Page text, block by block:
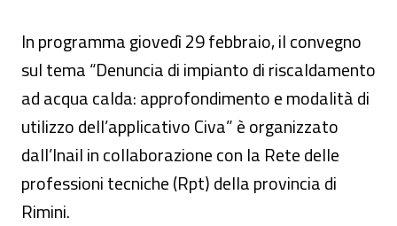
In programma giovedì 29 febbraio, il convegno
sul tema “Denuncia di impianto di riscaldamento
ad acqua calda: approfondimento e modalità di
utilizzo dell’applicativo Civa” è organizzato
dall’Inail in collaborazione con la Rete delle
professioni tecniche (Rpt) della provincia di
Rimini.